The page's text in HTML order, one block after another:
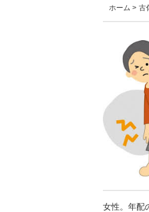
ホーム > 古
女性。年配